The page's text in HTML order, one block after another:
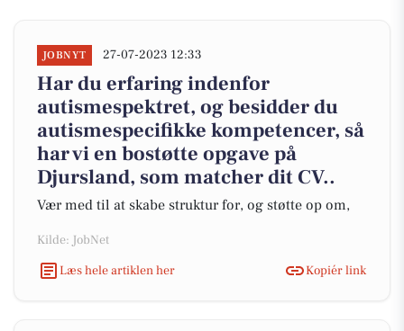
JOBNYT 27-07-2023 12:33
Har du erfaring indenfor
autismespektret, og besidder du
autismespecifikke kompetencer, så
har vi en bostøtte opgave på
Djursland, som matcher dit CV..
Vær med til at skabe struktur for, og støtte op om,
Kilde: JobNet
Læs hele artiklen her
Kopiér link